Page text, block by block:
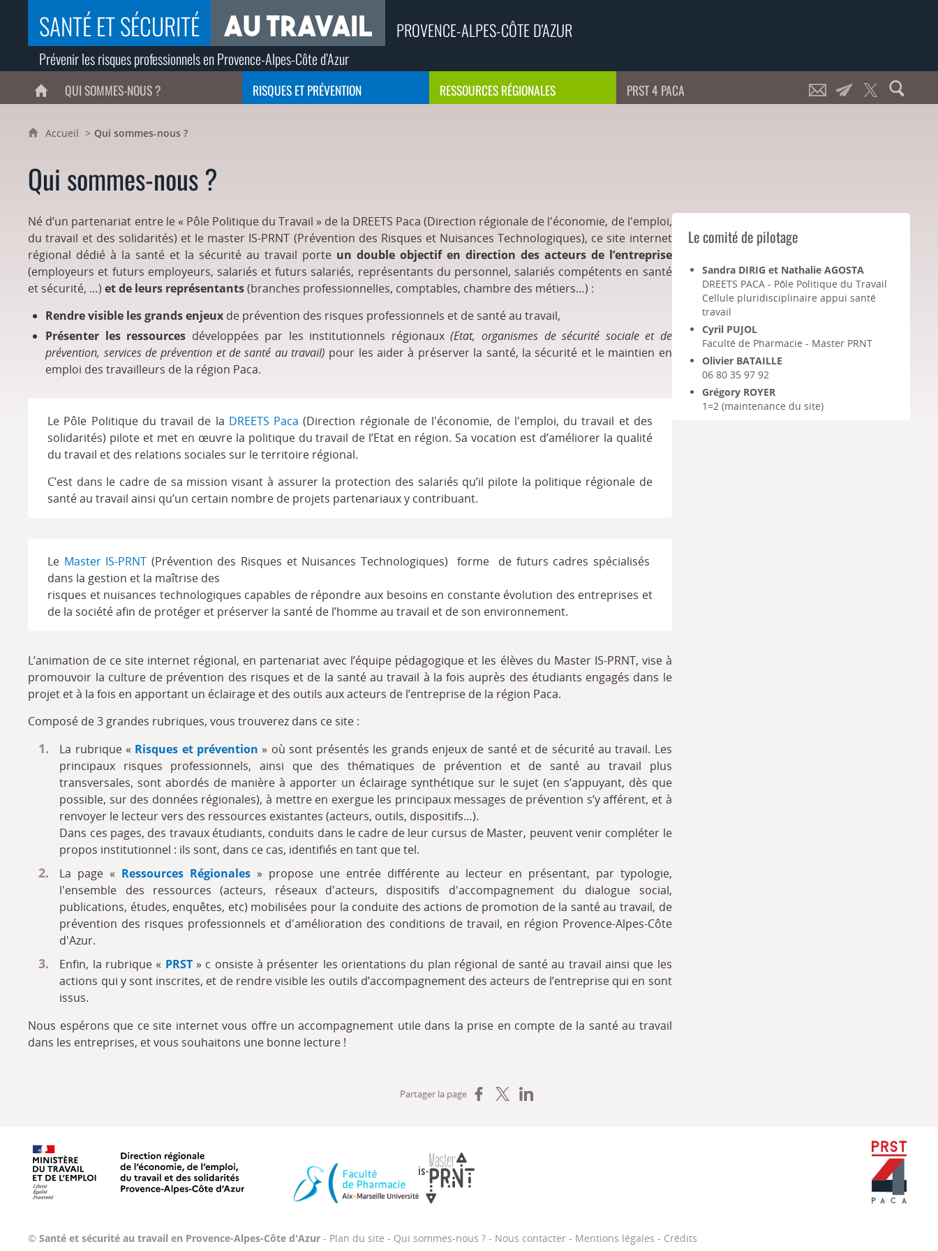
SANTÉ ET SÉCURITÉ PROVENCE-ALPES-CÔTE D'AZUR
Prévenir les risques professionnels en Provence-Alpes-Côte d’Azur
ACCUEIL
QUI SOMMES-NOUS ? RISQUES ET PRÉVENTION RESSOURCES RÉGIONALES PRST 4 PACA
Accueil Qui sommes-nous ?
Qui sommes-nous ?
Né d’un partenariat entre le « Pôle Politique du Travail » de la DREETS Paca (Direction régionale de l'économie, de l'emploi,
du travail et des solidarités) et le master IS-PRNT (Prévention des Risques et Nuisances Technologiques), ce site internet
régional dédié à la santé et la sécurité au travail porte un double objectif en direction des acteurs de l’entreprise
(employeurs et futurs employeurs, salariés et futurs salariés, représentants du personnel, salariés compétents en santé
et sécurité, …)et de leurs représentants(branches professionnelles, comptables, chambre des métiers…) :
Rendre visible les grands enjeux de prévention des risques professionnels et de santé au travail,
Présenter les ressources développées par les institutionnels régionaux(Etat, organismes de sécurité sociale et de
prévention, services de prévention et de santé au travail) pour les aider à préserver la santé, la sécurité et le maintien en
emploi des travailleurs de la région Paca.
Le Pôle Politique du travail de la DREETS Paca (Direction régionale de l'économie, de l'emploi, du travail et des
solidarités) pilote et met en œuvre la politique du travail de l’Etat en région. Sa vocation est d’améliorer la qualité
du travail et des relations sociales sur le territoire régional.
C’est dans le cadre de sa mission visant à assurer la protection des salariés qu’il pilote la politique régionale de
santé au travail ainsi qu’un certain nombre de projets partenariaux y contribuant.
Le Master IS-PRNT (Prévention des Risques et Nuisances Technologiques) forme de futurs cadres spécialisés
dans la gestion et la maîtrise des
risques et nuisances technologiques capables de répondre aux besoins en constante évolution des entreprises et
de la société afin de protéger et préserver la santé de l’homme au travail et de son environnement.
L’animation de ce site internet régional, en partenariat avec l’équipe pédagogique et les élèves du Master IS-PRNT, vise à
promouvoir la culture de prévention des risques et de la santé au travail à la fois auprès des étudiants engagés dans le
projet et à la fois en apportant un éclairage et des outils aux acteurs de l’entreprise de la région Paca.
Composé de 3 grandes rubriques, vous trouverez dans ce site :
La rubrique « Risques et prévention » où sont présentés les grands enjeux de santé et de sécurité au travail. Les
principaux risques professionnels, ainsi que des thématiques de prévention et de santé au travail plus
transversales, sont abordés de manière à apporter un éclairage synthétique sur le sujet (en s’appuyant, dès que
possible, sur des données régionales), à mettre en exergue les principaux messages de prévention s’y afférent, et à
renvoyer le lecteur vers des ressources existantes (acteurs, outils, dispositifs…).
Dans ces pages, des travaux étudiants, conduits dans le cadre de leur cursus de Master, peuvent venir compléter le
propos institutionnel : ils sont, dans ce cas, identifiés en tant que tel.
La page « Ressources Régionales » propose une entrée différente au lecteur en présentant, par typologie,
l'ensemble des ressources (acteurs, réseaux d'acteurs, dispositifs d'accompagnement du dialogue social,
publications, études, enquêtes, etc) mobilisées pour la conduite des actions de promotion de la santé au travail, de
prévention des risques professionnels et d'amélioration des conditions de travail, en région Provence-Alpes-Côte
d'Azur.
Enfin, la rubrique « PRST» c onsiste à présenter les orientations du plan régional de santé au travail ainsi que les
actions qui y sont inscrites, et de rendre visible les outils d’accompagnement des acteurs de l’entreprise qui en sont
issus.
Nous espérons que ce site internet vous offre un accompagnement utile dans la prise en compte de la santé au travail
dans les entreprises, et vous souhaitons une bonne lecture !
Le comité de pilotage
Sandra DIRIG et Nathalie AGOSTA
DREETS PACA - Pôle Politique du Travail
Cellule pluridisciplinaire appui santé
travail
Cyril PUJOL
Faculté de Pharmacie - Master PRNT
Olivier BATAILLE
06 80 35 97 92
Grégory ROYER
1=2 (maintenance du site)
Partager la page Partager sur Facebook
Partager sur XPartager sur LinkedIn
Ministère du travail, de l'emploi, de la formation professionnelle et du dialogue social PRST Paca
©Santé et sécurité au travail en Provence-Alpes-Côte d'Azur - Plan du site - Qui sommes-nous ? - Nous contacter - Mentions légales - Crédits